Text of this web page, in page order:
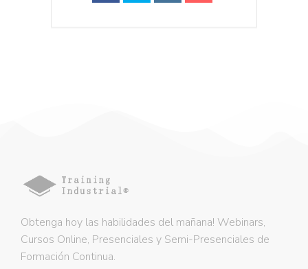
Obtenga hoy las habilidades del mañana! Webinars,
Cursos Online, Presenciales y Semi-Presenciales de
Formación Continua.